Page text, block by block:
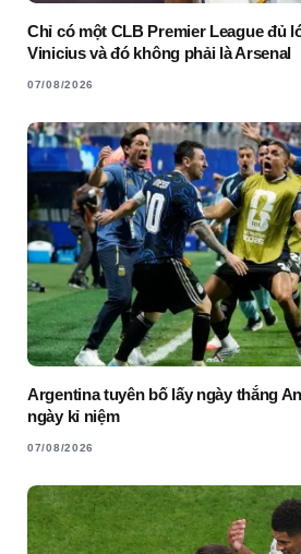
Chỉ có một CLB Premier League đủ
Vinicius và đó không phải là Arsenal
07/08/2026
Argentina tuyên bố lấy ngày thắng
ngày kỉ niệm
07/08/2026